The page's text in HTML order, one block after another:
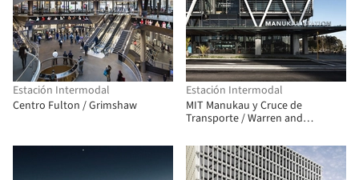
Estación Intermodal
Centro Fulton / Grimshaw
Estación Intermodal
MIT Manukau y Cruce de
Transporte / Warren and